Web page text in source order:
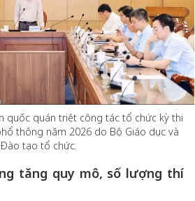
quốc quán triệt công tác tổ chức kỳ thi
thông năm 2026 do Bộ Giáo dục và
Đào tạo tổ chức.
tăng quy mô, số lượng thí